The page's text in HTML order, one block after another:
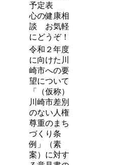
予定表
心の健康相
談 お気軽
にどうぞ！
令和２年度
に向けた川
崎市への要
望について
「（仮称）
川崎市差別
のない人権
尊重のまち
づくり条
例」（素
案）に対す